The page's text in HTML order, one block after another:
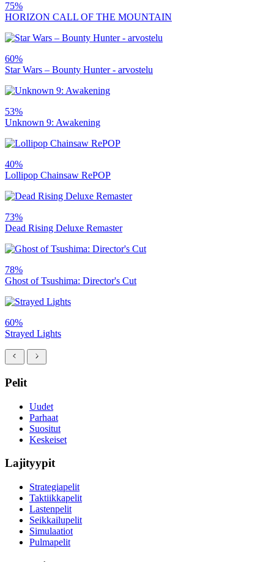
75%
HORIZON CALL OF THE MOUNTAIN
60%
Star Wars – Bounty Hunter - arvostelu
53%
Unknown 9: Awakening
40%
Lollipop Chainsaw RePOP
73%
Dead Rising Deluxe Remaster
78%
Ghost of Tsushima: Director's Cut
60%
Strayed Lights
Pelit
Uudet
Parhaat
Suositut
Keskeiset
Lajityypit
Strategiapelit
Taktiikkapelit
Lastenpelit
Seikkailupelit
Simulaatiot
Pulmapelit